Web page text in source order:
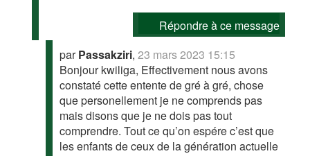
Répondre à ce message
parPassakziri,23 mars 2023 15:15
Bonjour kwiliga, Effectivement nous avons
constaté cette entente de gré à gré, chose
que personellement je ne comprends pas
mais disons que je ne dois pas tout
comprendre. Tout ce qu’on espére c’est que
les enfants de ceux de la génération actuelle